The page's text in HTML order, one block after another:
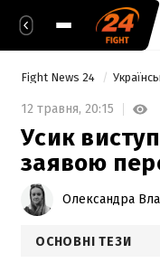
Fight News 24
12 травня, 20:15
Усик
заявою
Олександра
ОСНОВНІ ТЕЗИ